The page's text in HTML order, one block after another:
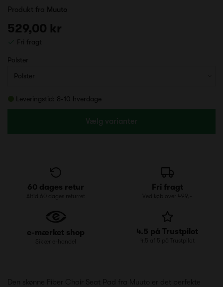
Produkt fra Muuto
529,00 kr
Fri fragt
Polster
Leveringstid: 8-10 hverdage
Vælg varianter
60 dages retur
Altid 60 dages returret
Fri fragt
Ved køb over 499,-
e-mærket shop
Sikker e-handel
4.5 på Trustpilot
4.5 af 5 på Trustpilot
Den skønne Fiber Chair Seat Pad fra Muuto er det perfekte